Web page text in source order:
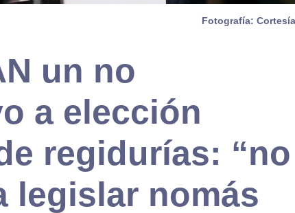
Fotografía: Cortesía
un no
a elección
regidurías: “no
legislar nomás